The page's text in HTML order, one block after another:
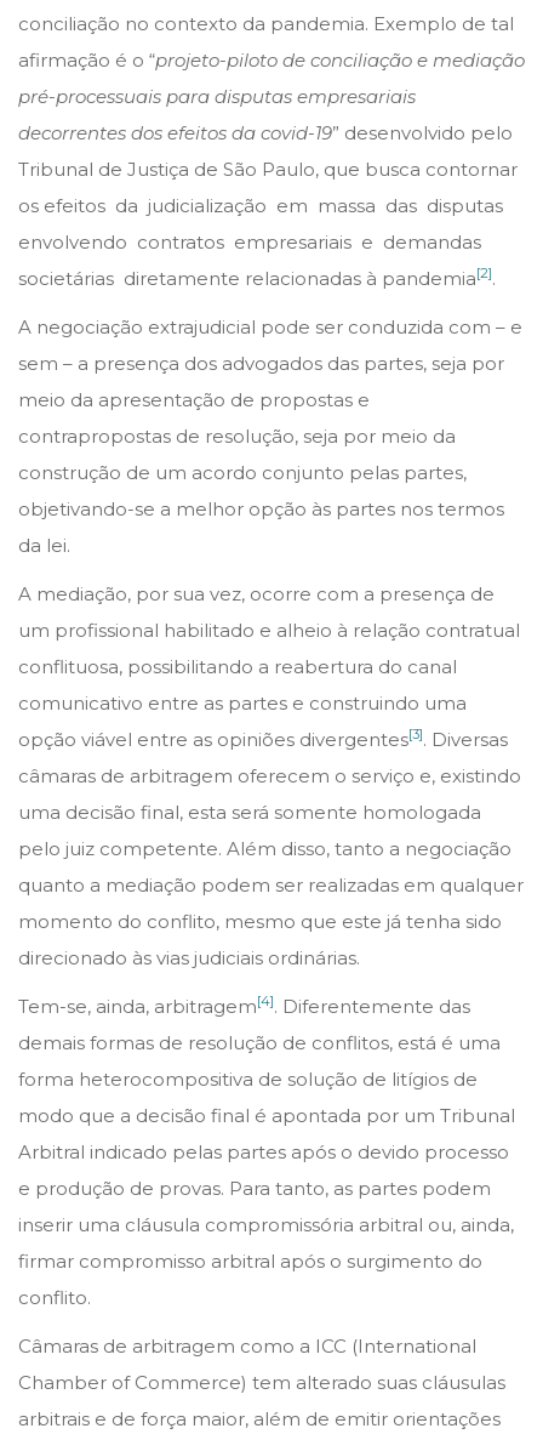
conciliação no contexto da pandemia. Exemplo de tal
afirmação é o “projeto-piloto de conciliação e mediação
pré-processuais para disputas empresariais
decorrentes dos efeitos da covid-19” desenvolvido pelo
Tribunal de Justiça de São Paulo, que busca contornar
os efeitos da judicialização em massa das disputas
envolvendo contratos empresariais e demandas
societárias diretamente relacionadas à pandemia[2].
A negociação extrajudicial pode ser conduzida com – e
sem – a presença dos advogados das partes, seja por
meio da apresentação de propostas e
contrapropostas de resolução, seja por meio da
construção de um acordo conjunto pelas partes,
objetivando-se a melhor opção às partes nos termos
da lei.
A mediação, por sua vez, ocorre com a presença de
um profissional habilitado e alheio à relação contratual
conflituosa, possibilitando a reabertura do canal
comunicativo entre as partes e construindo uma
opção viável entre as opiniões divergentes[3]. Diversas
câmaras de arbitragem oferecem o serviço e, existindo
uma decisão final, esta será somente homologada
pelo juiz competente. Além disso, tanto a negociação
quanto a mediação podem ser realizadas em qualquer
momento do conflito, mesmo que este já tenha sido
direcionado às vias judiciais ordinárias.
Tem-se, ainda, arbitragem[4]. Diferentemente das
demais formas de resolução de conflitos, está é uma
forma heterocompositiva de solução de litígios de
modo que a decisão final é apontada por um Tribunal
Arbitral indicado pelas partes após o devido processo
e produção de provas. Para tanto, as partes podem
inserir uma cláusula compromissória arbitral ou, ainda,
firmar compromisso arbitral após o surgimento do
conflito.
Câmaras de arbitragem como a ICC (International
Chamber of Commerce) tem alterado suas cláusulas
arbitrais e de força maior, além de emitir orientações